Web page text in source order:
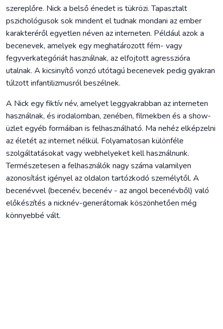
szereplőre. Nick a belső énedet is tükrözi. Tapasztalt
pszichológusok sok mindent el tudnak mondani az ember
karakteréről egyetlen néven az interneten. Például azok a
becenevek, amelyek egy meghatározott fém- vagy
fegyverkategóriát használnak, az elfojtott agresszióra
utalnak. A kicsinyítő vonzó utótagú becenevek pedig gyakran
túlzott infantilizmusról beszélnek.
A Nick egy fiktív név, amelyet leggyakrabban az interneten
használnak, és irodalomban, zenében, filmekben és a show-
üzlet egyéb formáiban is felhasználható. Ma nehéz elképzelni
az életét az internet nélkül. Folyamatosan különféle
szolgáltatásokat vagy webhelyeket kell használnunk.
Természetesen a felhasználók nagy száma valamilyen
azonosítást igényel az oldalon tartózkodó személytől. A
becenévvel (becenév, becenév - az angol becenévből) való
előkészítés a nicknév-generátornak köszönhetően még
könnyebbé vált.